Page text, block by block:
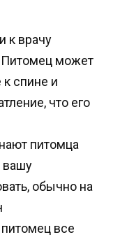
к врачу
может
к спине и
что его
питомца
вашу
обычно на
все